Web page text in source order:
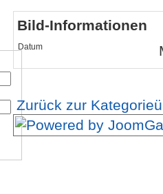
Bild-Informationen
Datum
Zurück zur